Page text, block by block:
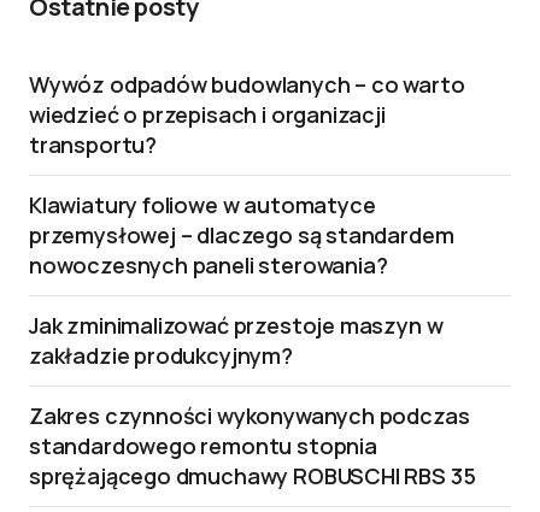
Ostatnie posty
Wywóz odpadów budowlanych – co warto
wiedzieć o przepisach i organizacji
transportu?
Klawiatury foliowe w automatyce
przemysłowej – dlaczego są standardem
nowoczesnych paneli sterowania?
Jak zminimalizować przestoje maszyn w
zakładzie produkcyjnym?
Zakres czynności wykonywanych podczas
standardowego remontu stopnia
sprężającego dmuchawy ROBUSCHI RBS 35